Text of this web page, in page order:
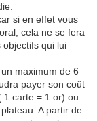
si en effet vous
cela ne se fera
qui lui
maximum de 6
payer son coût
1 carte = 1 or) ou
A partir de